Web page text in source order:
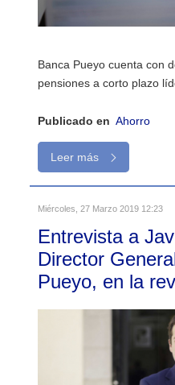
Banca Pueyo cuenta con
pensiones a corto plazo
Publicado en Ahorro
Leer más
Miércoles, 27 Marzo 2019 12:23
Entrevista a
Director
Pueyo, en la